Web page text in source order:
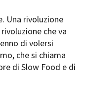
Film Festival
Internationalen
Berlin
de Cannes
Una rivoluzione
che va
di volersi
che si chiama
di Slow Food e di